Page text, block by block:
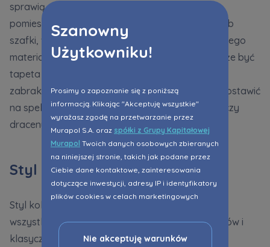
Szanowny
Użytkowniku!
Prosimy o zapoznanie się z poniższą
informacją. Klikając "Akceptuję wszystkie"
wyrażasz zgodę na przetwarzanie przez
Murapol S.A. oraz spółki z Grupy Kapitałowej
Murapol Twoich danych osobowych zbieranych
na niniejszej stronie, takich jak podane przez
Ciebie dane kontaktowe, zainteresowania
dotyczące inwestycji, adresy IP i identyfikatory
plików cookies w celach marketingowych
do Twoich potrzeb, w tym w oparciu o
profilowanie. Oczywiście, możesz nie wyrazić
Nie akceptuję warunków
sprawią, że kuchnia będzie „lżejsza”. Lekkości
pomieszczeniu nadadzą też rattanowe krzesła lub
szafki, w których fronty są wykonane z użyciem tego
materiału. Świetną ozdobą kuchennych ścian może być
tapeta lub płytki w orientalny wzór. Nie może też
zabraknąć w niej roślin doniczkowych — warto postawić
na spektakularne monstery, fikusy, bananowce czy
draceny.
Styl kolonialny – dla kogo?
Styl kolonialny we wnętrzach pokochają przede
wszystkim miłośnicy podróży, etnicznych dodatków i
klasycznych aranżacji z nutą egzotyki. Wnętrze